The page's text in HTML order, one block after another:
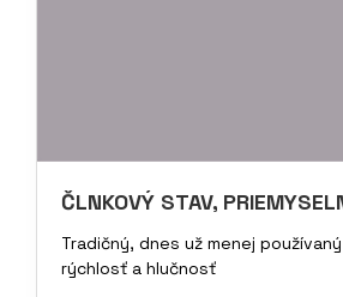
ČLNKOVÝ STAV,
Tradičný, dnes už menej
rýchlosť a hlučnosť